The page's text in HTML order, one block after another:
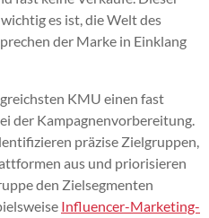
es ist, die Welt des
der Marke in Einklang
KMU einen fast
der Kampagnenvorbereitung.
präzise Zielgruppen,
aus und priorisieren
den Zielsegmenten
Influencer-Marketing-